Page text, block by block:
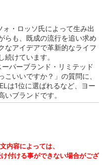
・ロッソ氏によって生み出
らも、既成の流行を追い求め
なアイデアで革新的なライフ
けています。
パーブランド・リミテッド
いいですか？」の質問に、
は1位に選ばれるなど、ヨー
ブランドです。
内容によっては、
付ける事ができない場合がござ